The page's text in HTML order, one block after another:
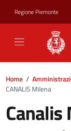
Regione Piemonte
Home /
CANALIS Milena
Canalis